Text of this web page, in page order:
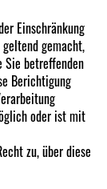
Einschränkung
gemacht,
Sie betreffenden
Berichtigung
oder ist mit
zu, über diese